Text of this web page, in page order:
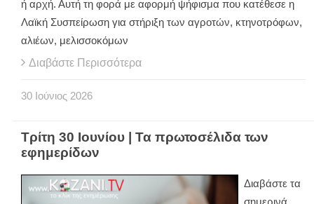
ή αρχή. Αυτή τη φορά με αφορμή ψήφισμα που κατέθεσε η
Λαϊκή Συσπείρωση για στήριξη των αγροτών, κτηνοτρόφων,
αλιέων, μελισσοκόμων
Διαβάστε Περισσότερα
30 Ιούνιος 2026
Τρίτη 30 Ιουνίου | Τα πρωτοσέλιδα των
εφημερίδων
Διαβάστε τα
σημερινά